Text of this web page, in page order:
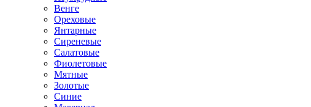
Венге
Ореховые
Янтарные
Сиреневые
Салатовые
Фиолетовые
Мятные
Золотые
Синие